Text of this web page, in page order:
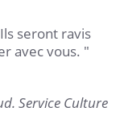
seront ravis
avec vous. "
Service Culture